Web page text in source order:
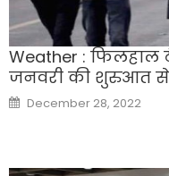
Weather : फिलहाल
जनवरी की शुरुआत से
Posted
on
December 28, 2022